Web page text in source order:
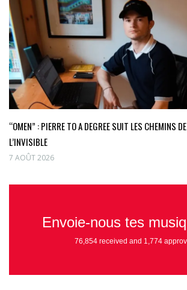
“OMEN” : PIERRE TO A DEGREE SUIT LES CHEMINS DE
L’INVISIBLE
7 AOÛT 2026